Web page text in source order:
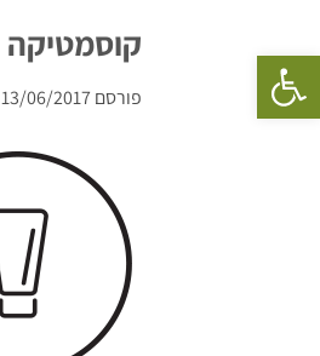
פתח סרגל נגישות קוסמטיקה
פורסם13/06/2017